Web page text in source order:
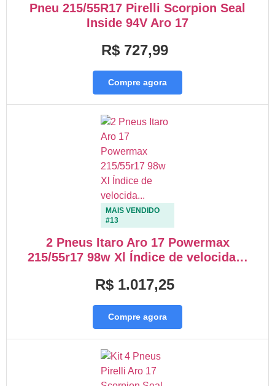
Pneu 215/55R17 Pirelli Scorpion Seal
Inside 94V Aro 17
R$ 727,99
Compre agora
MAIS VENDIDO
#13
2 Pneus Itaro Aro 17 Powermax
215/55r17 98w Xl Índice de velocida…
R$ 1.017,25
Compre agora